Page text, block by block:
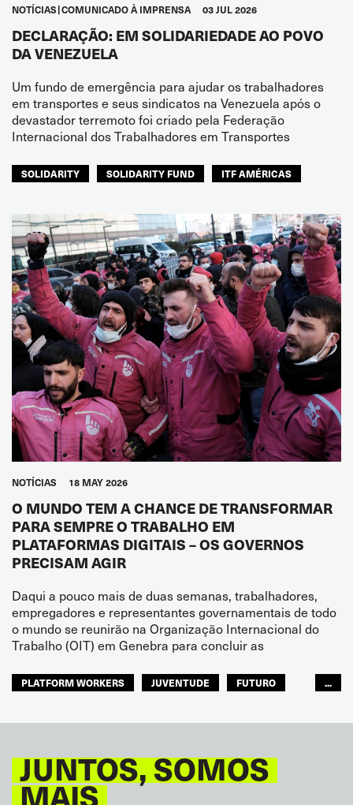
NOTÍCIAS COMUNICADO À IMPRENSA 03 JUL 2026
DECLARAÇÃO: EM SOLIDARIEDADE AO POVO
DA VENEZUELA
Um fundo de emergência para ajudar os trabalhadores
em transportes e seus sindicatos na Venezuela após o
devastador terremoto foi criado pela Federação
Internacional dos Trabalhadores em Transportes
SOLIDARITY SOLIDARITY FUND ITF AMÉRICAS
NOTÍCIAS 18 MAY 2026
O MUNDO TEM A CHANCE DE TRANSFORMAR
PARA SEMPRE O TRABALHO EM
PLATAFORMAS DIGITAIS – OS GOVERNOS
PRECISAM AGIR
Daqui a pouco mais de duas semanas, trabalhadores,
empregadores e representantes governamentais de todo
o mundo se reunirão na Organização Internacional do
Trabalho (OIT) em Genebra para concluir as
PLATFORM WORKERS JUVENTUDE
FUTURO
...
JUNTOS, SOMOS
MAIS